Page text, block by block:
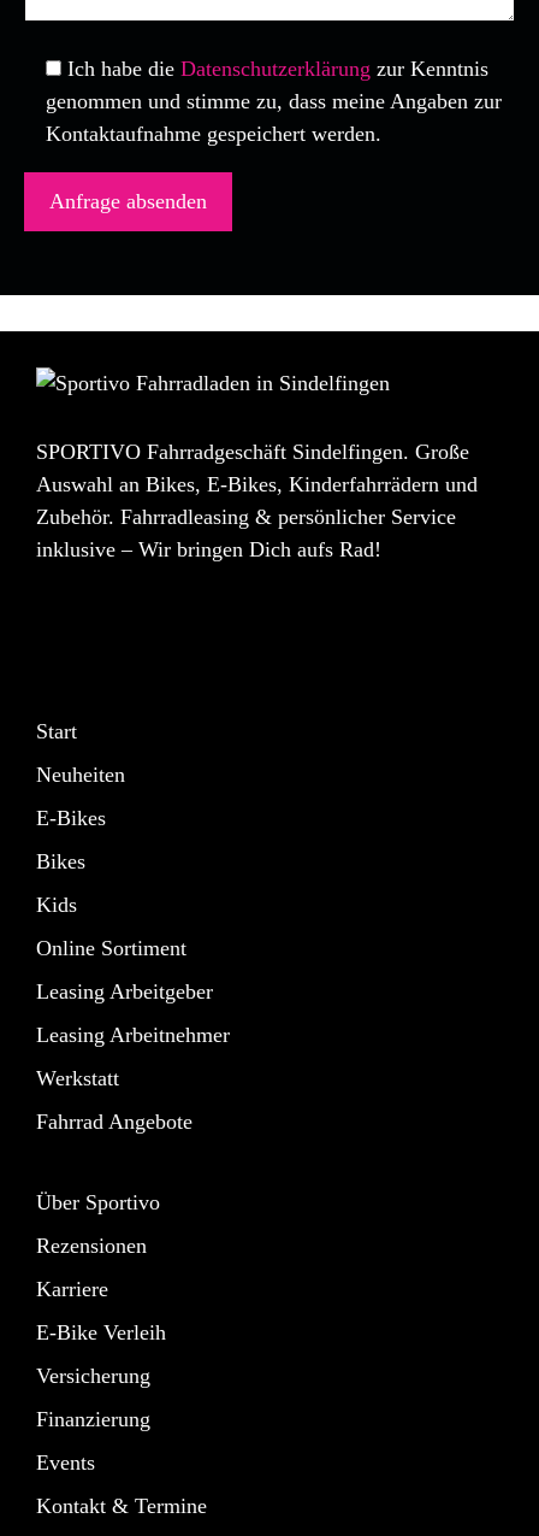
Ich habe die Datenschutzerklärung zur Kenntnis
genommen und stimme zu, dass meine Angaben zur
Kontaktaufnahme gespeichert werden.
SPORTIVO Fahrradgeschäft Sindelfingen. Große
Auswahl an Bikes, E-Bikes, Kinderfahrrädern und
Zubehör. Fahrradleasing & persönlicher Service
inklusive – Wir bringen Dich aufs Rad!
Start
Neuheiten
E-Bikes
Bikes
Kids
Online Sortiment
Leasing Arbeitgeber
Leasing Arbeitnehmer
Werkstatt
Fahrrad Angebote
Über Sportivo
Rezensionen
Karriere
E-Bike Verleih
Versicherung
Finanzierung
Events
Kontakt & Termine